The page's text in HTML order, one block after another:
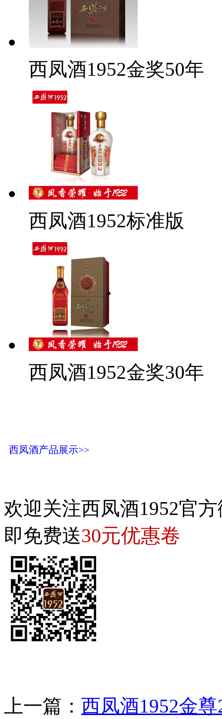
西凤酒1952金奖50年
西凤酒1952标准版
西凤酒1952金奖30年
西凤酒产品展示>>
欢迎关注西凤酒1952官
即免费送30元优惠卷
上一篇： 西凤酒1952金